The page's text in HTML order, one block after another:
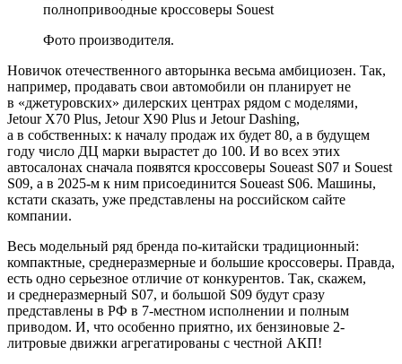
Фото производителя.
Новичок отечественного авторынка весьма амбициозен. Так,
например, продавать свои автомобили он планирует не
в «джетуровских» дилерских центрах рядом с моделями,
Jetour X70 Plus, Jetour X90 Plus и Jetour Dashing,
а в собственных: к началу продаж их будет 80, а в будущем
году число ДЦ марки вырастет до 100. И во всех этих
автосалонах сначала появятся кроссоверы Soueast S07 и Souest
S09, а в 2025-м к ним присоединится Soueast S06. Машины,
кстати сказать, уже представлены на российском сайте
компании.
Весь модельный ряд бренда по-китайски традиционный:
компактные, среднеразмерные и большие кроссоверы. Правда,
есть одно серьезное отличие от конкурентов. Так, скажем,
и среднеразмерный S07, и большой S09 будут сразу
представлены в РФ в 7-местном исполнении и полным
приводом. И, что особенно приятно, их бензиновые 2-
литровые движки агрегатированы с честной АКП!